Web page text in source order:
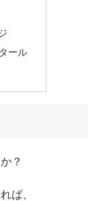
ール
？
ば、